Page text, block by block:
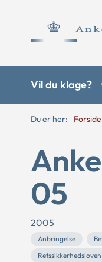
Vil du klage?
Du er her: Forside
05
2005
Anbringelse
Retssikkerhedsloven